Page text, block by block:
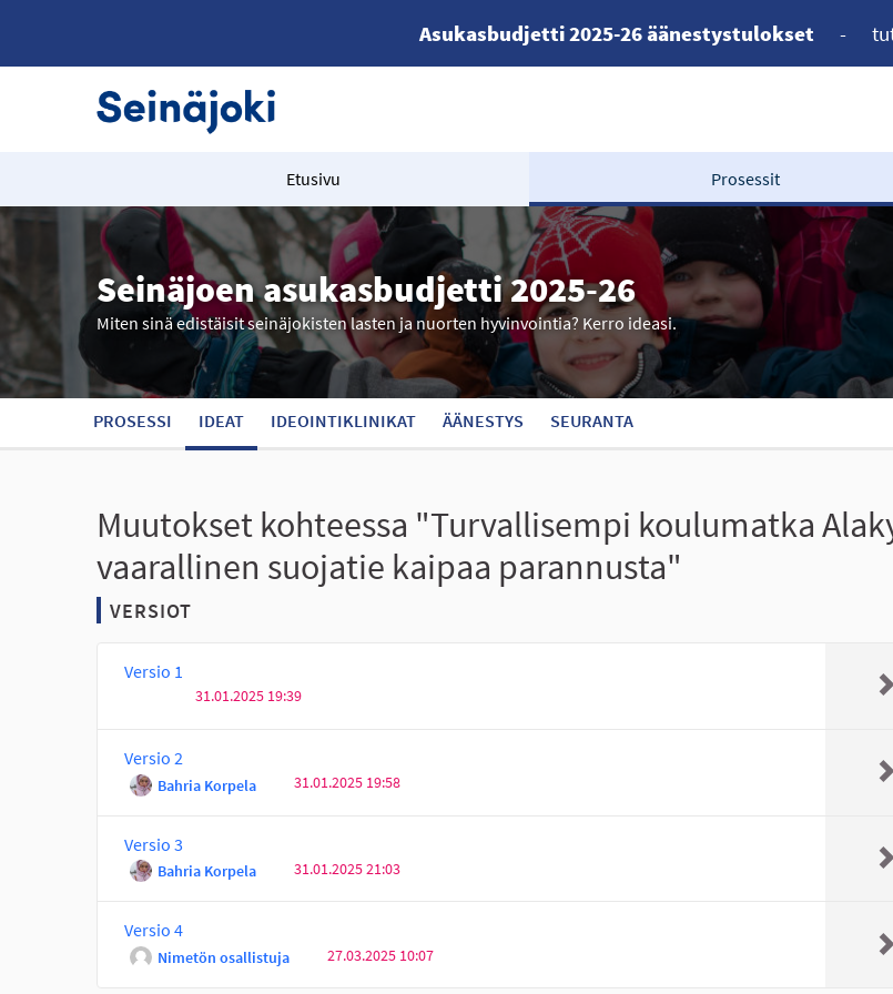
Asukasbudjetti 2025-26 äänestystulokset -
Etusivu Prosessit
Seinäjoen asukasbudjetti 2025-26
Miten sinä edistäisit seinäjokisten lasten ja nuorten hyvinvointia? Kerro ideasi.
PROSESSI IDEAT IDEOINTIKLINIKAT ÄÄNESTYS SEURANTA
Muutokset kohteessa "Turvallisempi koulumatka
vaarallinen suojatie kaipaa parannusta"
VERSIOT
Versio 1
31.01.2025 19:39
Versio 2
Bahria Korpela 31.01.2025 19:58
Versio 3
Bahria Korpela 31.01.2025 21:03
Versio 4
Nimetön osallistuja 27.03.2025 10:07